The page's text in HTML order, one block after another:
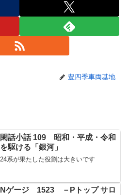
豊四季車両基地
閑話小話 109 昭和・平成・令和
を駆ける「銀河」
24系が果たした役割は大きいです
Nゲージ 1523 －Pトップ サロ